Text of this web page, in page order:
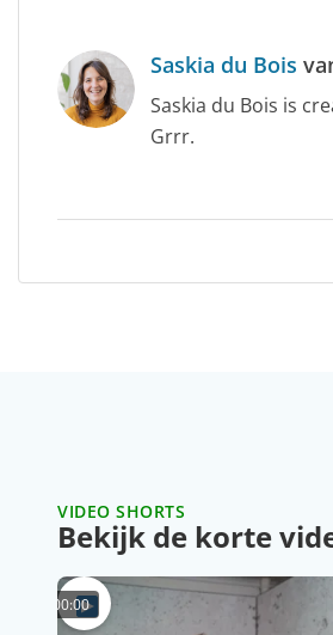
Saskia du Bois
Saskia du Bois is
Grrr.
VIDEO SHORTS
Bekijk de korte
00:00